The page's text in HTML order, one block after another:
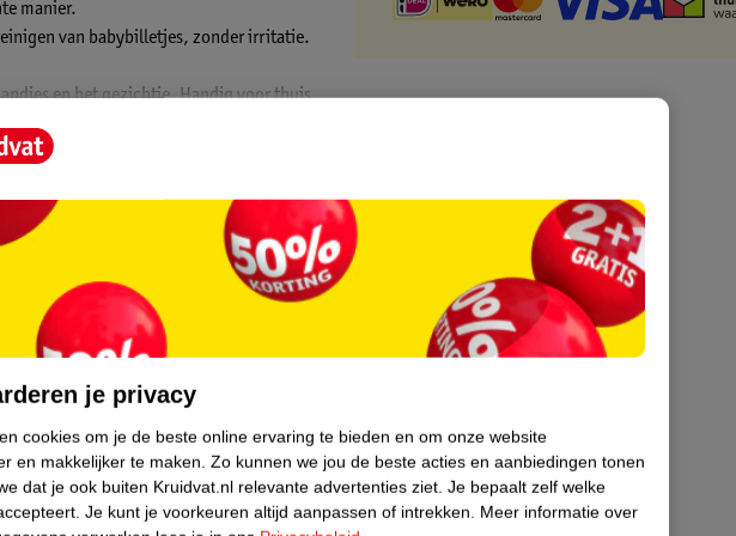
manier.
van babybilletjes, zonder irritatie.
en het gezichtje. Handig voor thuis
zonder concessies te doen aan de
je privacy
cookies om je de beste online ervaring te bieden en om onze website
en makkelijker te maken. Zo kunnen we jou de beste acties en aanbiedingen tonen
dat je ook buiten Kruidvat.nl relevante advertenties ziet. Je bepaalt zelf welke
Je kunt je voorkeuren altijd aanpassen of intrekken. Meer informatie over